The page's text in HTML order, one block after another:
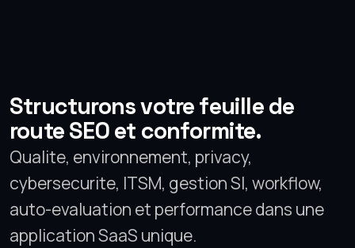
Structurons votre feuille de
route SEO et conformite.
Qualite, environnement, privacy,
cybersecurite, ITSM, gestion SI, workflow,
auto-evaluation et performance dans une
application SaaS unique.